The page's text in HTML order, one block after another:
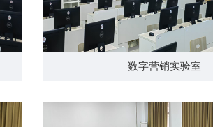
数字营销实验室